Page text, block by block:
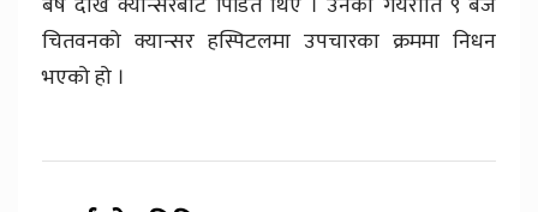
चितवनको क्यान्सर हस्पिटलमा उपचारका क्रममा निधन
भएको हो ।